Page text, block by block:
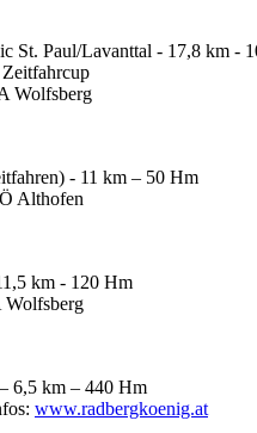
St. Paul/Lavanttal - 17,8 km -
Wolfsberg
- 11 km – 50 Hm
Althofen
km - 120 Hm
6,5 km – 440 Hm
www.radbergkoenig.at